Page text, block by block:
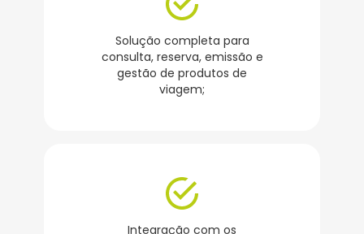
Solução completa para
consulta, reserva, emissão e
gestão de produtos de
viagem;
Integração com os